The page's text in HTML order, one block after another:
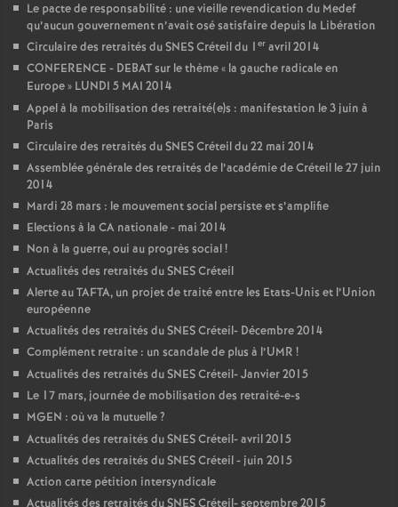
Le pacte de responsabilité : une vieille revendication du Medef
qu’aucun gouvernement n’avait osé satisfaire depuis la Libération
Circulaire des retraités duSNESCréteil du 1 er avril 2014
CONFERENCE - DEBATsur le thème « la gauche radicale en
Europe» LUNDI 5 MAI 2014
Appel à la mobilisation des retraité(e)s : manifestation le 3 juin à
Paris
Circulaire des retraités duSNESCréteil du 22 mai 2014
Assemblée générale des retraités de l’académie de Créteil le 27 juin
2014
Mardi 28 mars : le mouvement social persiste et s’amplifie
Elections à la CA nationale - mai 2014
Non à la guerre, oui au progrès social!
Actualités des retraités duSNESCréteil
Alerte auTAFTA, un projet de traité entre les Etats-Unis et l’Union
européenne
Actualités des retraités duSNESCréteil- Décembre 2014
Complément retraite : un scandale de plus à l’UMR !
Actualités des retraités duSNESCréteil- Janvier 2015
Le 17 mars, journée de mobilisation des retraité-e-s
MGEN : où va la mutuelle?
Actualités des retraités duSNESCréteil- avril 2015
Actualités des retraités duSNESCréteil - juin 2015
Action carte pétition intersyndicale